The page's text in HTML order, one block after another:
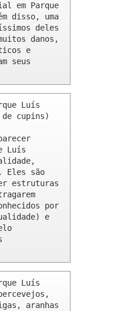
em Parque
disso, uma
deles
danos,
e
seus
Luís
cupins)
Luís
Eles são
estruturas
por
e
Luís
aranhas